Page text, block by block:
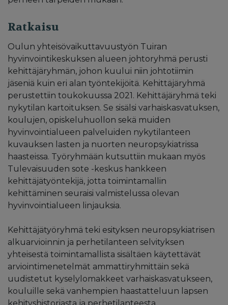
Ratkaisu
Oulun yhteisövaikuttavuustyön Tuiran
hyvinvointikeskuksen alueen johtoryhmä perusti
kehittäjäryhmän, johon kuului niin johtotiimin
jäseniä kuin eri alan työntekijöitä. Kehittäjäryhmä
perustettiin toukokuussa 2021. Kehittäjäryhmä teki
nykytilan kartoituksen. Se sisälsi varhaiskasvatuksen,
koulujen, opiskeluhuollon sekä muiden
hyvinvointialueen palveluiden nykytilanteen
kuvauksen lasten ja nuorten neuropsykiatrissa
haasteissa. Työryhmään kutsuttiin mukaan myös
Tulevaisuuden sote -keskus hankkeen
kehittäjätyöntekijä, jotta toimintamallin
kehittäminen seuraisi valmistelussa olevan
hyvinvointialueen linjauksia.
Kehittäjätyöryhmä teki esityksen neuropsykiatrisen
alkuarvioinnin ja perhetilanteen selvityksen
yhteisestä toimintamallista sisältäen käytettävät
arviointimenetelmät ammattiryhmittäin sekä
uudistetut kyselylomakkeet varhaiskasvatukseen,
kouluille sekä vanhempien haastatteluun lapsen
kehityshistoriasta ja perhetilanteesta.